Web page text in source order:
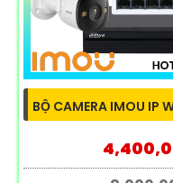
BỘ CAMERA IMOU IP